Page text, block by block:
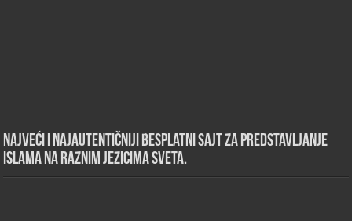
Najveći i najautentičniji besplatni sajt za predstavljanje
islama na raznim jezicima sveta.